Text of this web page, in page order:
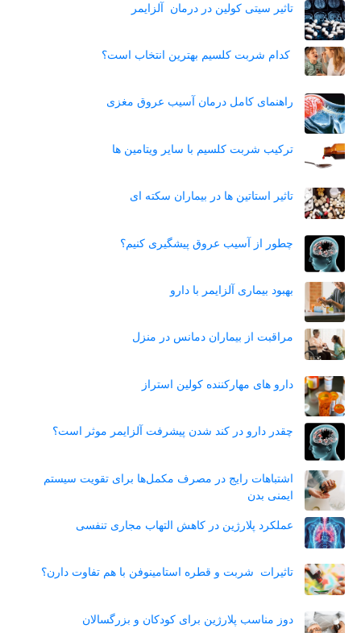
تاثیر سیتی کولین در درمان آلزایمر
کدام شربت کلسیم بهترین انتخاب است؟
راهنمای کامل درمان آسیب عروق مغزی
ترکیب شربت کلسیم با سایر ویتامین ها
تاثیر استاتین‌ ها در بیماران سکته ای
چطور از آسیب عروق پیشگیری کنیم؟
بهبود بیماری آلزایمر با دارو
مراقبت از بیماران دمانس در منزل
دارو های مهارکننده کولین استراز
چقدر دارو در کند شدن پیشرفت آلزایمر موثر است؟
اشتباهات رایج در مصرف مکمل‌ها برای تقویت سیستم
ایمنی بدن
عملکرد پلارژین در کاهش التهاب مجاری تنفسی
تاثیرات شربت و قطره استامینوفن با هم تفاوت دارن؟
دوز مناسب پلارژین برای کودکان و بزرگسالان